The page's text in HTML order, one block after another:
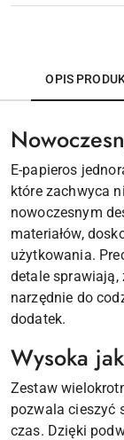
OPIS
E-papieros
które zachwyca
nowoczesnym
materiałów,
użytkowania.
detale
narzędnie do
dodatek.
Wysoka
Zestaw
pozwala cieszyć
czas. Dzięki